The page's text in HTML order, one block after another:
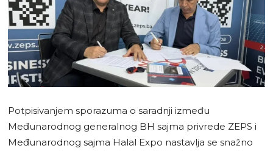
Potpisivanjem sporazuma o saradnji između
Međunarodnog generalnog BH sajma privrede ZEPS i
Međunarodnog sajma Halal Expo nastavlja se snažno